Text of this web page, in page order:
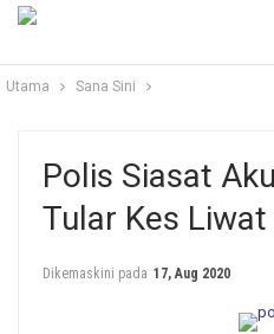
Utama Sana Sini
Polis Siasat
Tular Kes Liwat
Dikemaskini pada 17, Aug 2020